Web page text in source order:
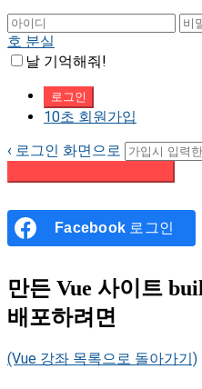
호 분실
날 기억해줘!
10초 회원가입
‹ 로그인 화면으로
Facebook 로그인
만든 Vue 사이트
배포하려면
(Vue 강좌 목록으로 돌아가기)